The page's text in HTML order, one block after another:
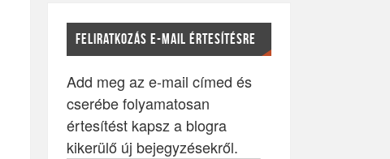
FELIRATKOZÁS E-MAIL ÉRTESÍTÉSRE
Add meg az e-mail címed és
cserébe folyamatosan
értesítést kapsz a blogra
kikerülő új bejegyzésekről.